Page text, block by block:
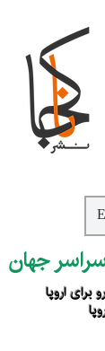
جهان